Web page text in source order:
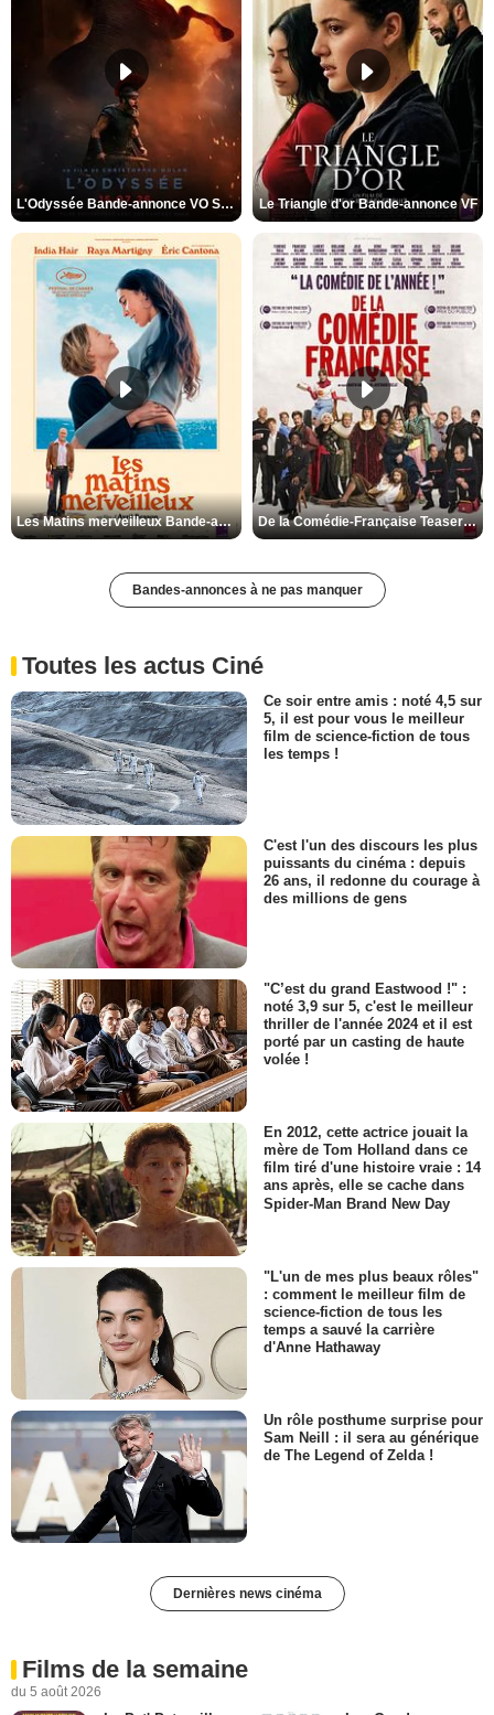
L'Odyssée Bande-annonce VO STFR Le Triangle d'or Bande-annonce VF
Les Matins merveilleux Bande-annonce VF De la Comédie-Française Teaser VF
Bandes-annonces à ne pas manquer
Toutes les actus Ciné
Ce soir entre amis : noté 4,5 sur
5, il est pour vous le meilleur
film de science-fiction de tous
les temps !
C'est l'un des discours les plus
puissants du cinéma : depuis
26 ans, il redonne du courage à
des millions de gens
"C’est du grand Eastwood !" :
noté 3,9 sur 5, c'est le meilleur
thriller de l'année 2024 et il est
porté par un casting de haute
volée !
En 2012, cette actrice jouait la
mère de Tom Holland dans ce
film tiré d'une histoire vraie : 14
ans après, elle se cache dans
Spider-Man Brand New Day
"L'un de mes plus beaux rôles"
: comment le meilleur film de
science-fiction de tous les
temps a sauvé la carrière
d'Anne Hathaway
Un rôle posthume surprise pour
Sam Neill : il sera au générique
de The Legend of Zelda !
Dernières news cinéma
Films de la semaine
du 5 août 2026